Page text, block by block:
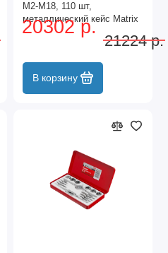
М2-М18, 110 шт,
металлический кейс Matrix
20302 р.
21224 р.
В корзину